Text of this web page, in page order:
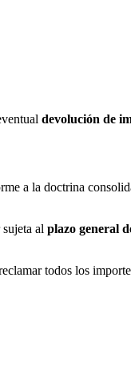
devolución de
a la doctrina
al plazo general
todos los